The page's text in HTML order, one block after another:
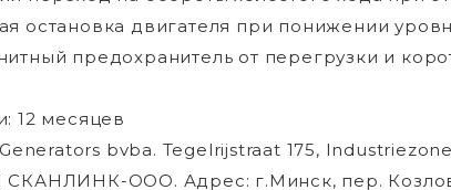
остановка двигателя при понижении
предохранитель от перегрузки и
12 месяцев
bvba. Tegelrijstraat 175,
ООО. Адрес: г.Минск, пер.